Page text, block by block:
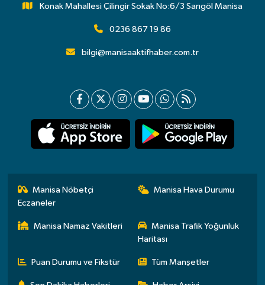
Konak Mahallesi Çilingir Sokak No:6/3 Sarıgöl Manisa
0236 867 19 86
bilgi@manisaaktifhaber.com.tr
Manisa Nöbetçi
Eczaneler
Manisa Hava Durumu
Manisa Namaz Vakitleri
Manisa Trafik Yoğunluk
Haritası
Puan Durumu ve Fikstür Tüm Manşetler